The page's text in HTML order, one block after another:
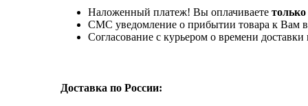
Наложенный платеж! Вы оплачиваете только
СМС уведомление о прибытии товара к Вам в
Согласование с курьером о времени
Доставка по России: